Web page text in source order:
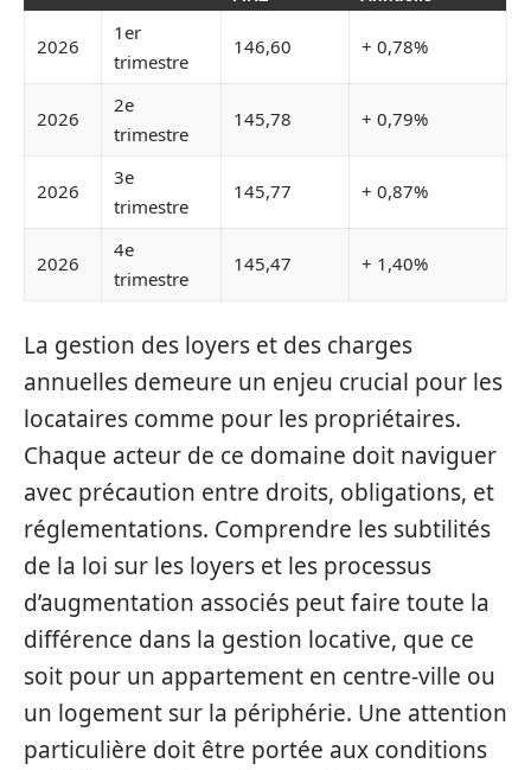
2026
1er
trimestre
146,60 + 0,78%
2026
2e
trimestre
145,78 + 0,79%
2026
3e
trimestre
145,77 + 0,87%
2026
4e
trimestre
145,47 + 1,40%
La gestion des loyers et des charges
annuelles demeure un enjeu crucial pour les
locataires comme pour les propriétaires.
Chaque acteur de ce domaine doit naviguer
avec précaution entre droits, obligations, et
réglementations. Comprendre les subtilités
de la loi sur les loyers et les processus
d’augmentation associés peut faire toute la
différence dans la gestion locative, que ce
soit pour un appartement en centre-ville ou
un logement sur la périphérie. Une attention
particulière doit être portée aux conditions